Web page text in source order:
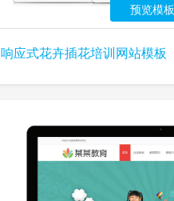
预览模板
响应式花卉插花培训网站模板